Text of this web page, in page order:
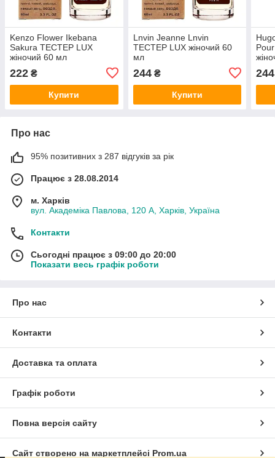
Kenzo Flower Ikebana
Sakura ТЕСТЕР LUX
жіночий 60 мл
222 ₴
Купити
Lnvin Jeanne Lnvin
ТЕСТЕР LUX жіночий 60
мл
244₴
Купити
244
Про нас
95% позитивних з 287 відгуків за рік
Працює з 28.08.2014
м. Харків
вул. Академіка Павлова, 120 А, Харків, Україна
Контакти
Сьогодні працює з 09:00 до 20:00
Показати весь графік роботи
Про нас
Контакти
Доставка та оплата
Графік роботи
Повна версія сайту
Сайт створено на маркетплейсі Prom.ua